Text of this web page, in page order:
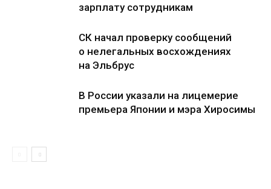
зарплату сотрудникам
СК начал проверку сообщений
о нелегальных восхождениях
на Эльбрус
В России указали на лицемерие
премьера Японии и мэра Хиросимы